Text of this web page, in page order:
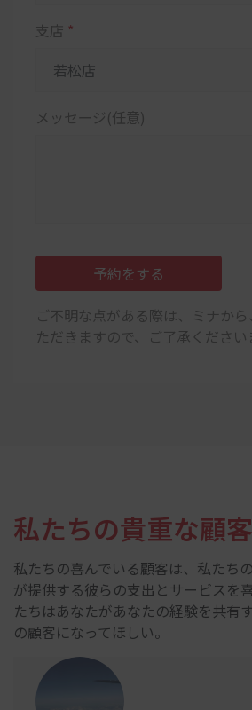
支店 *
メッセージ(任意)
予約をする
ご不明な点がある際は、ミナか
ただきますので、ご了承ください
私たちの貴重な顧
私たちの喜んでいる顧客は、私たち
が提供する彼らの支出とサービスを
たちはあなたがあなたの経験を共有
の顧客になってほしい。